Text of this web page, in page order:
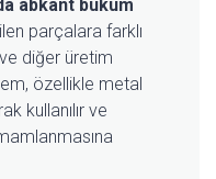
abkant büküm
parçalara farklı
diğer üretim
özellikle metal
kullanılır ve